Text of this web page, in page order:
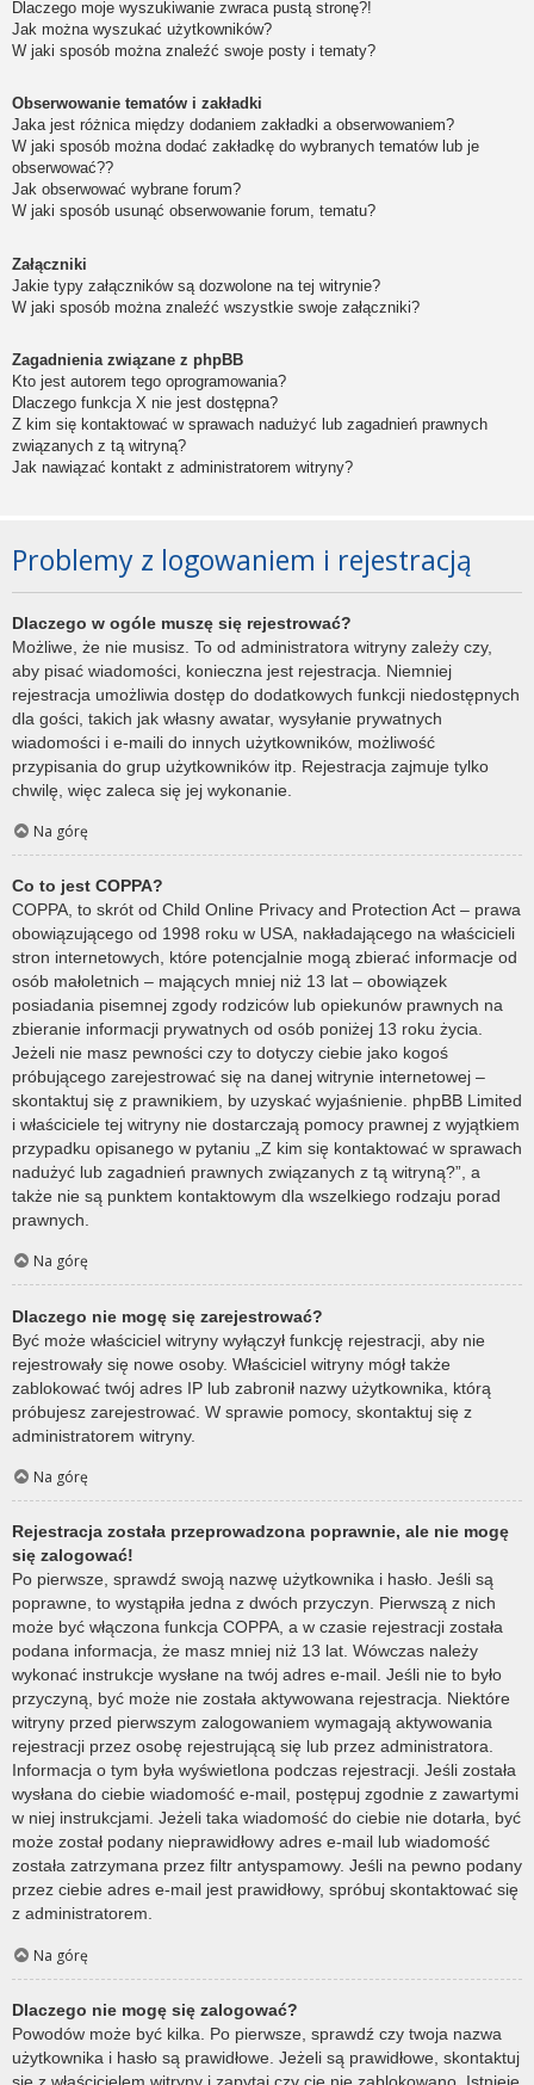
Dlaczego moje wyszukiwanie zwraca pustą stronę?!
Jak można wyszukać użytkowników?
W jaki sposób można znaleźć swoje posty i tematy?
Obserwowanie tematów i zakładki
Jaka jest różnica między dodaniem zakładki a obserwowaniem?
W jaki sposób można dodać zakładkę do wybranych tematów lub je
obserwować??
Jak obserwować wybrane forum?
W jaki sposób usunąć obserwowanie forum, tematu?
Załączniki
Jakie typy załączników są dozwolone na tej witrynie?
W jaki sposób można znaleźć wszystkie swoje załączniki?
Zagadnienia związane z phpBB
Kto jest autorem tego oprogramowania?
Dlaczego funkcja X nie jest dostępna?
Z kim się kontaktować w sprawach nadużyć lub zagadnień prawnych
związanych z tą witryną?
Jak nawiązać kontakt z administratorem witryny?
Problemy z logowaniem i rejestracją
Dlaczego w ogóle muszę się rejestrować?
Możliwe, że nie musisz. To od administratora witryny zależy czy,
aby pisać wiadomości, konieczna jest rejestracja. Niemniej
rejestracja umożliwia dostęp do dodatkowych funkcji niedostępnych
dla gości, takich jak własny awatar, wysyłanie prywatnych
wiadomości i e-maili do innych użytkowników, możliwość
przypisania do grup użytkowników itp. Rejestracja zajmuje tylko
chwilę, więc zaleca się jej wykonanie.
Na górę
Co to jest COPPA?
COPPA, to skrót od Child Online Privacy and Protection Act – prawa
obowiązującego od 1998 roku w USA, nakładającego na właścicieli
stron internetowych, które potencjalnie mogą zbierać informacje od
osób małoletnich – mających mniej niż 13 lat – obowiązek
posiadania pisemnej zgody rodziców lub opiekunów prawnych na
zbieranie informacji prywatnych od osób poniżej 13 roku życia.
Jeżeli nie masz pewności czy to dotyczy ciebie jako kogoś
próbującego zarejestrować się na danej witrynie internetowej –
skontaktuj się z prawnikiem, by uzyskać wyjaśnienie. phpBB Limited
i właściciele tej witryny nie dostarczają pomocy prawnej z wyjątkiem
przypadku opisanego w pytaniu „Z kim się kontaktować w sprawach
nadużyć lub zagadnień prawnych związanych z tą witryną?”, a
także nie są punktem kontaktowym dla wszelkiego rodzaju porad
prawnych.
Na górę
Dlaczego nie mogę się zarejestrować?
Być może właściciel witryny wyłączył funkcję rejestracji, aby nie
rejestrowały się nowe osoby. Właściciel witryny mógł także
zablokować twój adres IP lub zabronił nazwy użytkownika, którą
próbujesz zarejestrować. W sprawie pomocy, skontaktuj się z
administratorem witryny.
Na górę
Rejestracja została przeprowadzona poprawnie, ale nie mogę
się zalogować!
Po pierwsze, sprawdź swoją nazwę użytkownika i hasło. Jeśli są
poprawne, to wystąpiła jedna z dwóch przyczyn. Pierwszą z nich
może być włączona funkcja COPPA, a w czasie rejestracji została
podana informacja, że masz mniej niż 13 lat. Wówczas należy
wykonać instrukcje wysłane na twój adres e-mail. Jeśli nie to było
przyczyną, być może nie została aktywowana rejestracja. Niektóre
witryny przed pierwszym zalogowaniem wymagają aktywowania
rejestracji przez osobę rejestrującą się lub przez administratora.
Informacja o tym była wyświetlona podczas rejestracji. Jeśli została
wysłana do ciebie wiadomość e-mail, postępuj zgodnie z zawartymi
w niej instrukcjami. Jeżeli taka wiadomość do ciebie nie dotarła, być
może został podany nieprawidłowy adres e-mail lub wiadomość
została zatrzymana przez filtr antyspamowy. Jeśli na pewno podany
przez ciebie adres e-mail jest prawidłowy, spróbuj skontaktować się
z administratorem.
Na górę
Dlaczego nie mogę się zalogować?
Powodów może być kilka. Po pierwsze, sprawdź czy twoja nazwa
użytkownika i hasło są prawidłowe. Jeżeli są prawidłowe, skontaktuj